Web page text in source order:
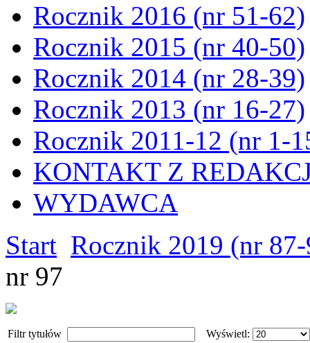
Rocznik 2016 (nr 51-62)
Rocznik 2015 (nr 40-50)
Rocznik 2014 (nr 28-39)
Rocznik 2013 (nr 16-27)
Rocznik 2011-12 (nr 1-
KONTAKT Z
WYDAWCA
Start Rocznik 2019 (nr
nr 97
Filtr tytułów
Wyświetl: